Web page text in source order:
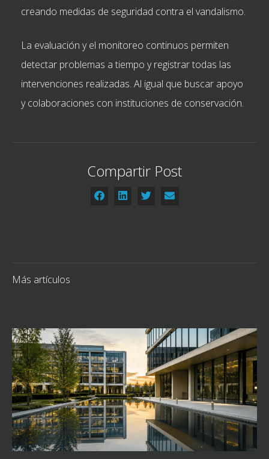
creando medidas de seguridad contra el vandalismo.
La evaluación y el monitoreo continuos permiten
detectar problemas a tiempo y registrar todas las
intervenciones realizadas. Al igual que buscar apoyo
y colaboraciones con instituciones de conservación.
Compartir Post
Más artículos